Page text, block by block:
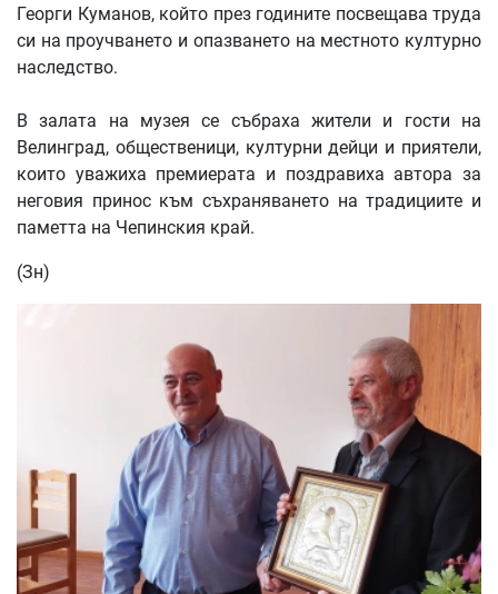
Георги Куманов, който през годините посвещава труда
си на проучването и опазването на местното културно
наследство.
В залата на музея се събраха жители и гости на
Велинград, общественици, културни дейци и приятели,
които уважиха премиерата и поздравиха автора за
неговия принос към съхраняването на традициите и
паметта на Чепинския край.
(Зн)